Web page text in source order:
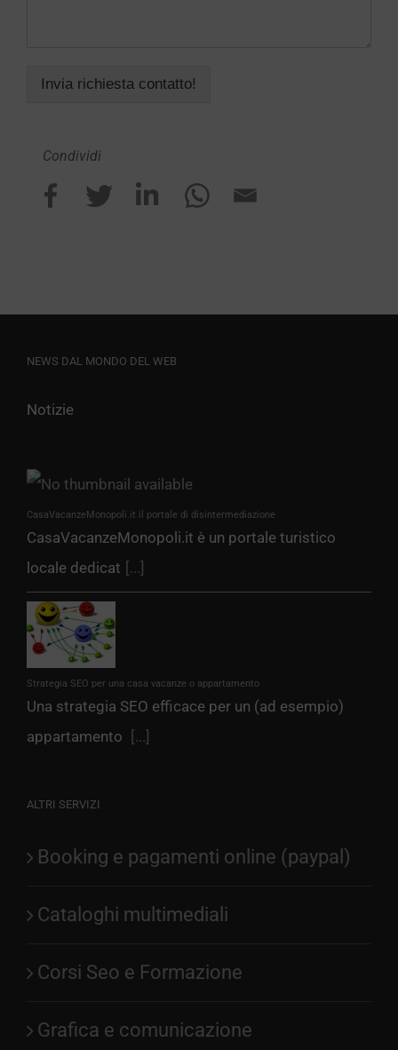
Invia richiesta contatto!
Condividi
NEWS DAL MONDO DEL WEB
Notizie
CasaVacanzeMonopoli.it il portale di disintermediazione
CasaVacanzeMonopoli.it è un portale turistico
locale dedicat [...]
Strategia SEO per una casa vacanze o appartamento
Una strategia SEO efficace per un (ad esempio)
appartamento
[...]
ALTRI SERVIZI
Booking e pagamenti online (paypal)
Cataloghi multimediali
Corsi Seo e Formazione
Grafica e comunicazione